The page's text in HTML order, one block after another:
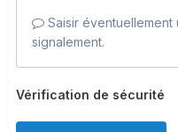
Saisir
signalement.
Vérification de sécurité